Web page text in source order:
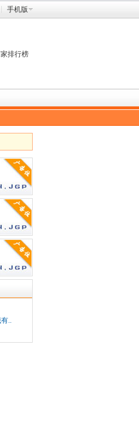
手机版
排行榜
..